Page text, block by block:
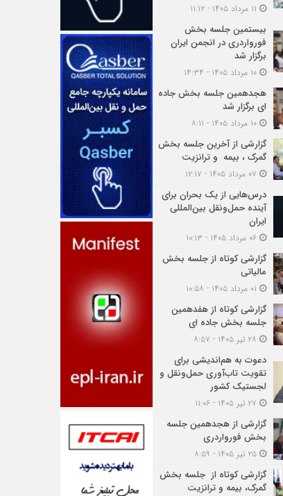
بیستمین جلسه بخش
فورواردری در انجمن ایران
برگزار شد
۱۰ مرداد ۱۴۰۵ - ۱۴:۳۴
هجدهمین جلسه بخش جاده
ای برگزار شد
۱۰ مرداد ۱۴۰۵ - ۸:۱۱
گزارشی از آخرین جلسه بخش
گمرک ، بیمه و ترانزیت
درس‌هایی از یک بحران برای
آینده حمل‌ونقل بین‌المللی
ایران
گزارشی کوتاه از جلسه بخش
مالیاتی
گزارشی کوتاه از هفدهمین
جلسه بخش جاده ای
دعوت به هم‌اندیشی برای
تقویت تاب‌آوری حمل‌ونقل و
لجستیک کشور
گزارشی از هجدهمین جلسه
بخش فورواردری
۲۵ تیر ۱۴۰۵ - ۸:۵۹
گزارشی کوتاه از جلسه بخش
گمرک، بیمه و ترانزیت